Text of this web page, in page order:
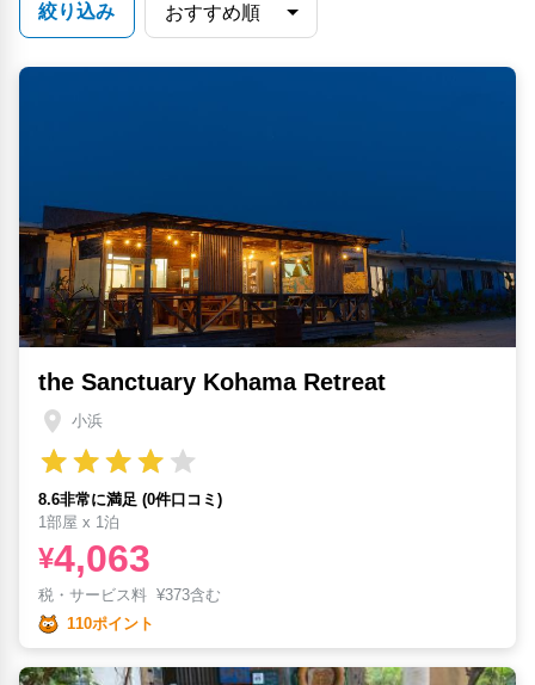
絞り込み
the Sanctuary Kohama Retreat
小浜
8.6非常に満足 (0件口コミ)
1部屋 x 1泊
¥4,063
税・サービス料 ¥373含む
110ポイント